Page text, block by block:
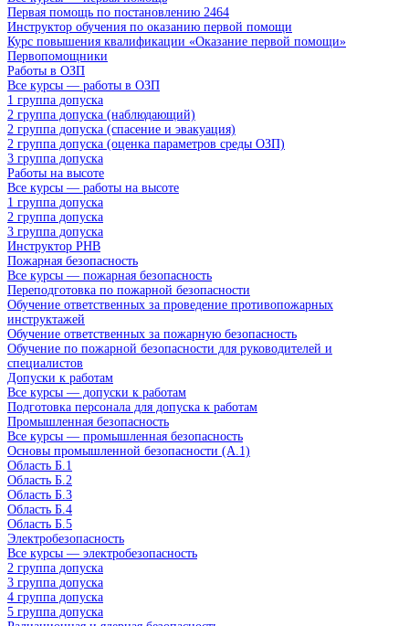
Первая помощь по постановлению 2464
Инструктор обучения по оказанию первой помощи
Курс повышения квалификации «Оказание первой помощи»
Первопомощники
Работы в ОЗП
Все курсы — работы в ОЗП
1 группа допуска
2 группа допуска (наблюдающий)
2 группа допуска (спасение и эвакуация)
2 группа допуска (оценка параметров среды ОЗП)
3 группа допуска
Работы на высоте
Все курсы — работы на высоте
1 группа допуска
2 группа допуска
3 группа допуска
Инструктор РНВ
Пожарная безопасность
Все курсы — пожарная безопасность
Переподготовка по пожарной безопасности
Обучение ответственных за проведение противопожарных
инструктажей
Обучение ответственных за пожарную безопасность
Обучение по пожарной безопасности для руководителей и
специалистов
Допуски к работам
Все курсы — допуски к работам
Подготовка персонала для допуска к работам
Промышленная безопасность
Все курсы — промышленная безопасность
Основы промышленной безопасности (A.1)
Область Б.1
Область Б.2
Область Б.3
Область Б.4
Область Б.5
Электробезопасность
Все курсы — электробезопасность
2 группа допуска
3 группа допуска
4 группа допуска
5 группа допуска